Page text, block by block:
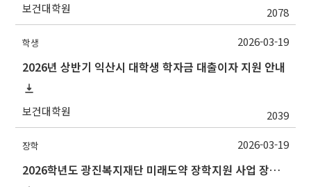
보건대학원 2078
학생
2026년 상반기 익산시 대학생 학자금 대출이자 지원 안내
보건대학원 2039
2026-03-19
장학
2026학년도 광진복지재단 미래도약 장학지원 사업 장학금 안내
2026-03-19